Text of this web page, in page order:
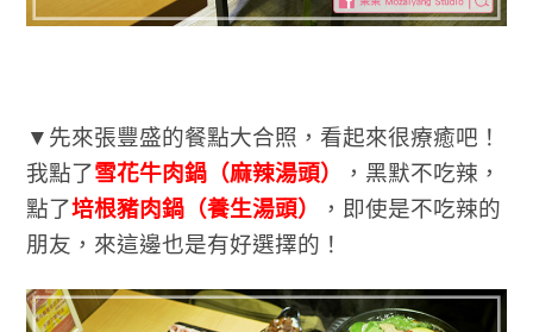
▼先來張豐盛的餐點大合照，看起來很療癒吧！
我點了雪花牛肉鍋（麻辣湯頭）
，黑默不吃辣，
點了培根豬肉鍋（養生湯頭）
，即使是不吃辣的
朋友，來這邊也是有好選擇的！